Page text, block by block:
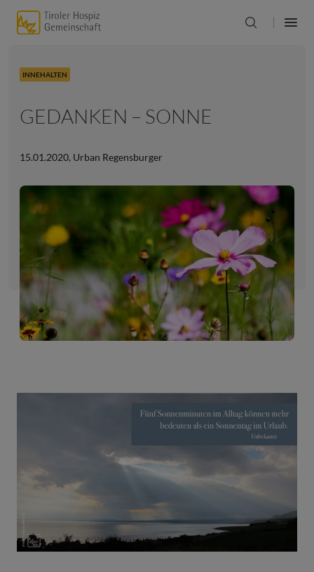
INNEHALTEN
GEDANKEN – SONNE
15.01.2020, Urban Regensburger